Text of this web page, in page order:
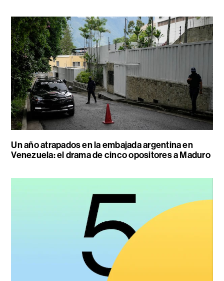
Un año atrapados en la embajada argentina en
Venezuela: el drama de cinco opositores a Maduro